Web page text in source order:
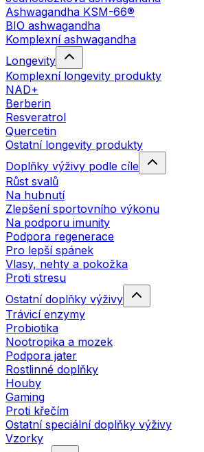
Ashwagandha KSM-66®
BIO ashwagandha
Komplexní ashwagandha
Longevity
Komplexní longevity produkty
NAD+
Berberin
Resveratrol
Quercetin
Ostatní longevity produkty
Doplňky výživy podle cíle
Růst svalů
Na hubnutí
Zlepšení sportovního výkonu
Na podporu imunity
Podpora regenerace
Pro lepší spánek
Vlasy, nehty a pokožka
Proti stresu
Ostatní doplňky výživy
Trávicí enzymy
Probiotika
Nootropika a mozek
Podpora jater
Rostlinné doplňky
Houby
Gaming
Proti křečím
Ostatní speciální doplňky výživy
Vzorky